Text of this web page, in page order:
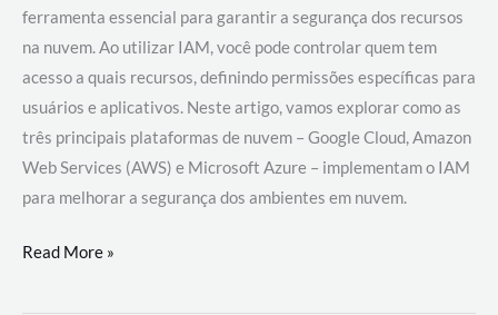
ferramenta essencial para garantir a segurança dos recursos
na nuvem. Ao utilizar IAM, você pode controlar quem tem
acesso a quais recursos, definindo permissões específicas para
usuários e aplicativos. Neste artigo, vamos explorar como as
três principais plataformas de nuvem – Google Cloud, Amazon
Web Services (AWS) e Microsoft Azure – implementam o IAM
para melhorar a segurança dos ambientes em nuvem.
Gerenciamento
Read More »